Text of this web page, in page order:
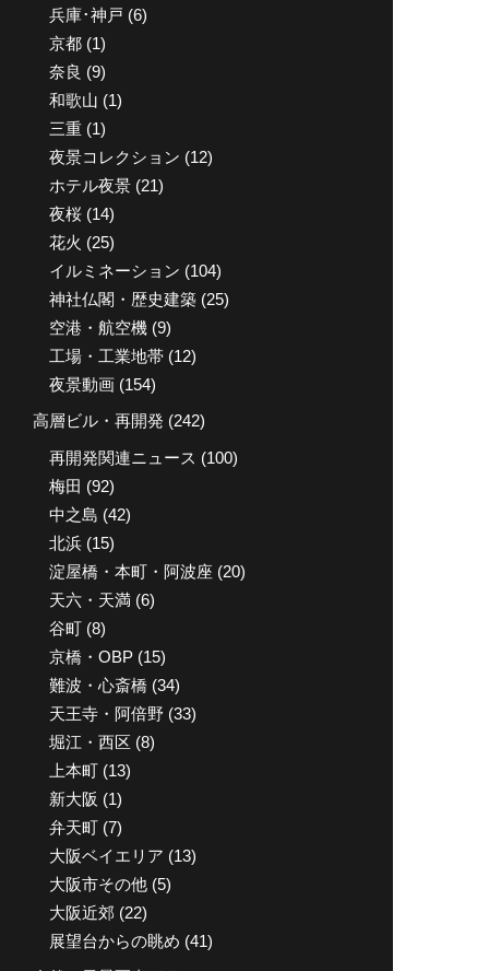
兵庫･神戸 (6)
京都 (1)
奈良 (9)
和歌山 (1)
三重 (1)
夜景コレクション (12)
ホテル夜景 (21)
夜桜 (14)
花火 (25)
イルミネーション (104)
神社仏閣・歴史建築 (25)
空港・航空機 (9)
工場・工業地帯 (12)
夜景動画 (154)
高層ビル・再開発 (242)
再開発関連ニュース (100)
梅田 (92)
中之島 (42)
北浜 (15)
淀屋橋・本町・阿波座 (20)
天六・天満 (6)
谷町 (8)
京橋・OBP (15)
難波・心斎橋 (34)
天王寺・阿倍野 (33)
堀江・西区 (8)
上本町 (13)
新大阪 (1)
弁天町 (7)
大阪ベイエリア (13)
大阪市その他 (5)
大阪近郊 (22)
展望台からの眺め (41)